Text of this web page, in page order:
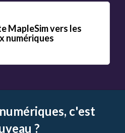
MapleSim vers les
numériques
c'est
?